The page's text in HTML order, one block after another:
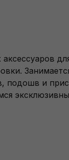
подошв и